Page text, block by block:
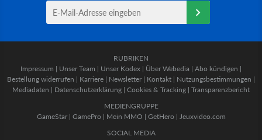
RUBRIKEN
Impressum | Unser Team | Unser Kodex | Über Webedia | Abo kündigen |
Bestellung widerrufen | Karriere | Newsletter | Kontakt | Nutzungsbestimmungen |
Mediadaten | Datenschutzerklärung | Cookies & Tracking | Transparenzbericht
MEDIENGRUPPE
GameStar| GamePro | Mein MMO | GetHero | Jeuxvideo.com
SOCIAL MEDIA